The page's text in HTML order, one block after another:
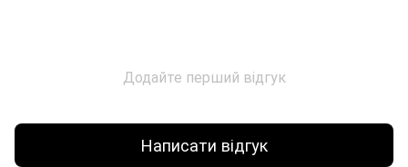
Додайте перший відгук
Написати відгук